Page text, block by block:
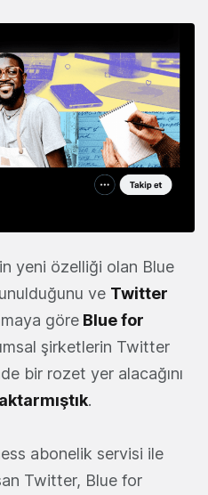
yeni özelliği olan Blue
ve Twitter
göre Blue for
şirketlerin Twitter
bir rozet yer alacağını
aktarmıştık.
abonelik servisi ile
Twitter, Blue for